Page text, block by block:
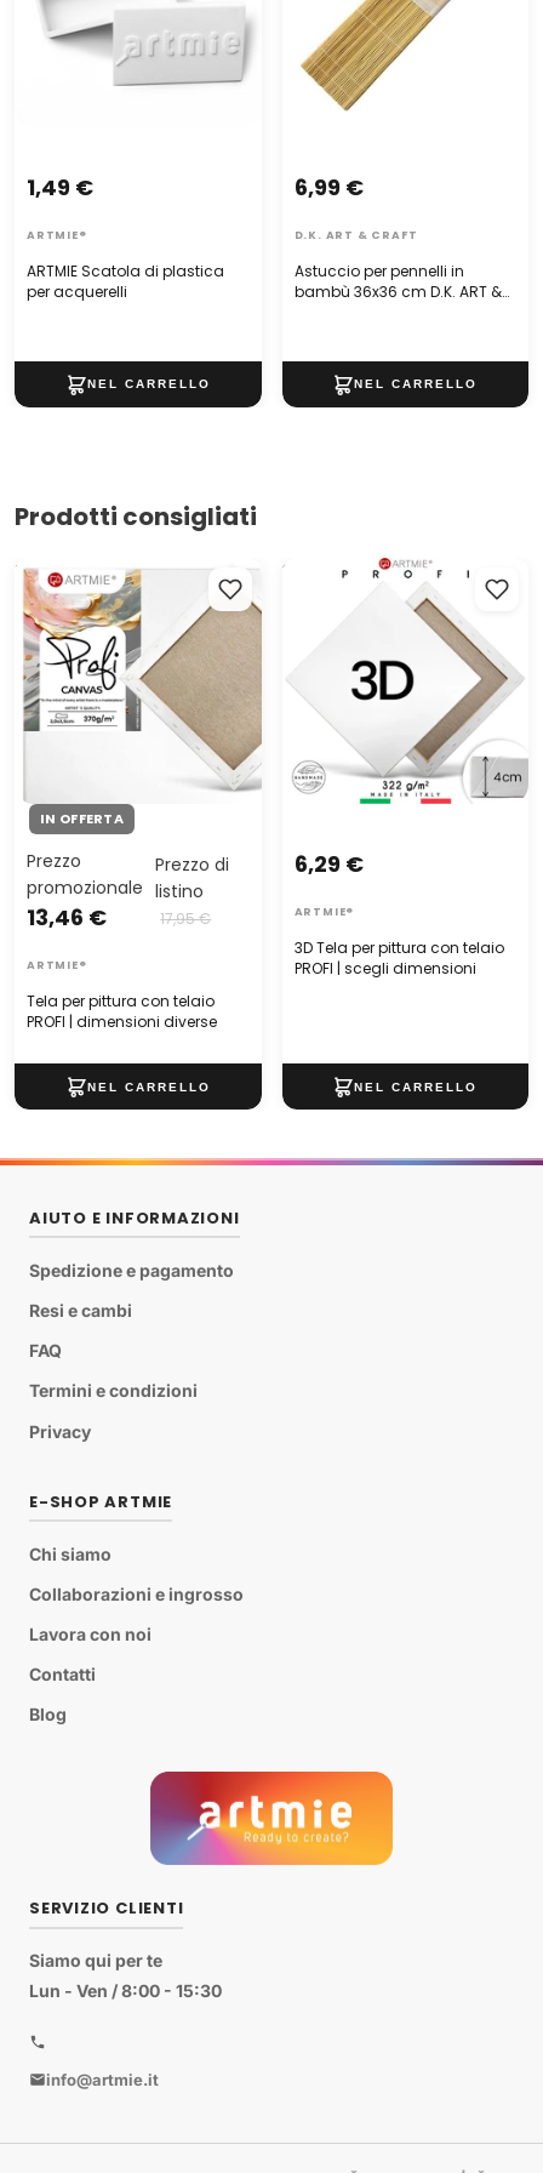
Made in Italy
Guardate l'offerta di altre spatole professionali
ARTMIE Scatola di plastica
per acquerelli
1,49 €
ARTMIE®
Astuccio per pennelli in
bambù 36x36 cm D.K. ART &
6,99 €
D.K. ART & CRAFT
Prodotti consigliati
Tela per pittura con telaio
PROFI | dimensioni diverse
IN OFFERTA
Tela per pittura con telaio
PROFI | dimensioni diverse
Prezzo
promozionale
13,46 €
Prezzo di
listino
17,95 €
ARTMIE®
3D Tela per pittura con
telaio PROFI | scegli
3D Tela per pittura con telaio
PROFI | scegli dimensioni
6,29 €
ARTMIE®
AIUTO E INFORMAZIONI
Spedizione e pagamento
Resi e cambi
FAQ
Termini e condizioni
Privacy
E-SHOP ARTMIE
Chi siamo
Collaborazioni e ingrosso
Lavora con noi
Contatti
Blog
SERVIZIO CLIENTI
Siamo qui per te
Lun - Ven / 8:00 - 15:30
info@artmie.it